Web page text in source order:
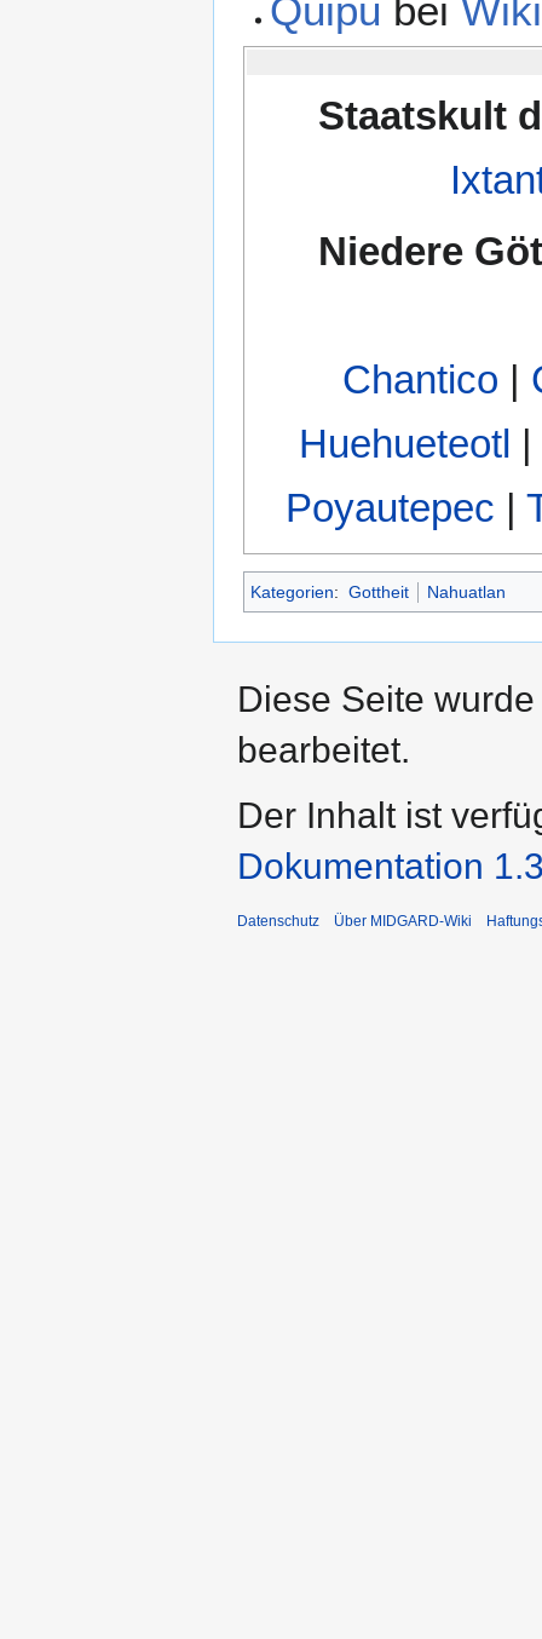
Quipu bei
Staatskult
Niedere
Chantico |
Huehueteotl |
Poyautepec |
Kategorien: Gottheit Nahuatlan
Diese Seite
bearbeitet.
Der Inhalt ist
Dokumentation
Datenschutz Über MIDGARD-Wiki